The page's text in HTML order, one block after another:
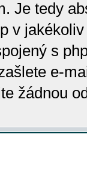
Je tedy
v
s
e-
žádnou